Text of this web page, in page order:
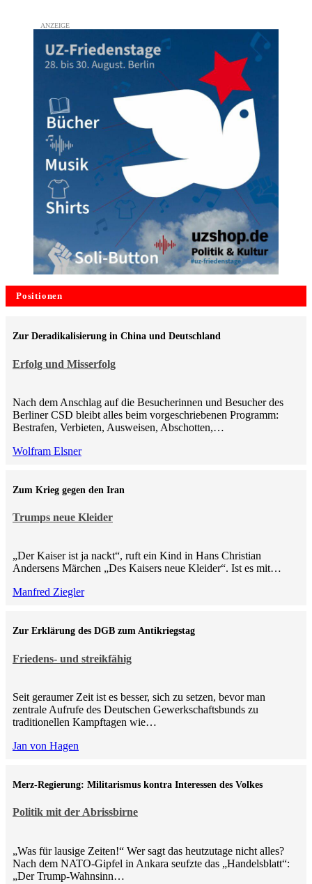
Positionen
Erfolg und Misserfolg
Zur Deradikalisierung in China und Deutschland
Nach dem Anschlag auf die Besucherinnen und Besucher des
Berliner CSD bleibt alles beim vorgeschriebenen Programm:
Bestrafen, Verbieten, Ausweisen, Abschotten,…
Wolfram Elsner
Trumps neue Kleider
Zum Krieg gegen den Iran
„Der Kaiser ist ja nackt“, ruft ein Kind in Hans Christian
Andersens Märchen „Des Kaisers neue Kleider“. Ist es mit…
Manfred Ziegler
Friedens- und streikfähig
Zur Erklärung des DGB zum Antikriegstag
Seit geraumer Zeit ist es besser, sich zu setzen, bevor man
zentrale Aufrufe des Deutschen Gewerkschaftsbunds zu
traditionellen Kampftagen wie…
Jan von Hagen
Politik mit der Abrissbirne
Merz-Regierung: Militarismus kontra Inte­ressen des Volkes
„Was für lausige Zeiten!“ Wer sagt das heutzutage nicht alles?
Nach dem NATO-Gipfel in Ankara seufzte das „Handelsblatt“:
„Der Trump-Wahnsinn…